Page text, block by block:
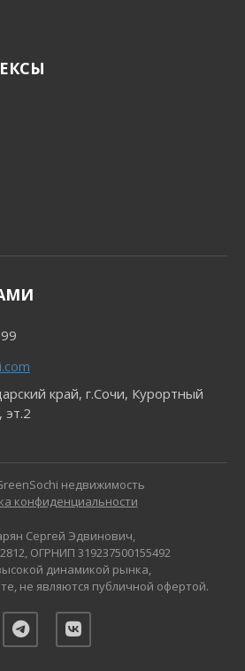
край, г.Сочи, Курортный
эт.2
недвижимость
конфиденциальности
Сергей Эдвинович,
ОГРНИП 319237500155492
динамикой рынка,
не являются публичной офертой.